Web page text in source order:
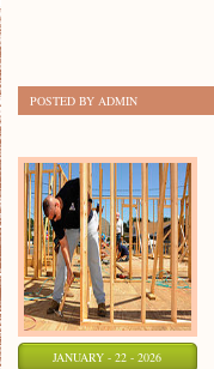
POSTED BY ADMIN
JANUARY - 22 - 2026